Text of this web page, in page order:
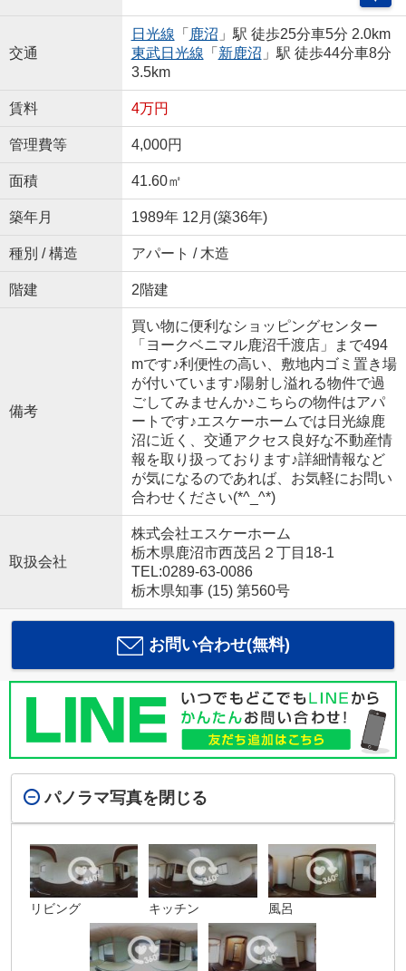
交通
日光線 「 鹿沼 」駅 徒歩25分車5分 2.0km
東武日光線 「 新鹿沼 」駅 徒歩44分車8分
3.5km
賃料 4万円
管理費等 4,000円
面積 41.60㎡
築年月 1989年 12月(築36年)
種別 / 構造 アパート / 木造
階建 2階建
備考
買い物に便利なショッピングセンター
「ヨークベニマル鹿沼千渡店」まで494
mです♪利便性の高い、敷地内ゴミ置き場
が付いています♪陽射し溢れる物件で過
ごしてみませんか♪こちらの物件はアパ
ートです♪エスケーホームでは日光線鹿
沼に近く、交通アクセス良好な不動産情
報を取り扱っております♪詳細情報など
が気になるのであれば、お気軽にお問い
合わせください(*^_^*)
取扱会社
株式会社エスケーホーム
栃木県鹿沼市西茂呂２丁目18-1
TEL:0289-63-0086
栃木県知事 (15) 第560号
お問い合わせ(無料)
パノラマ写真を閉じる
リビング キッチン 風呂